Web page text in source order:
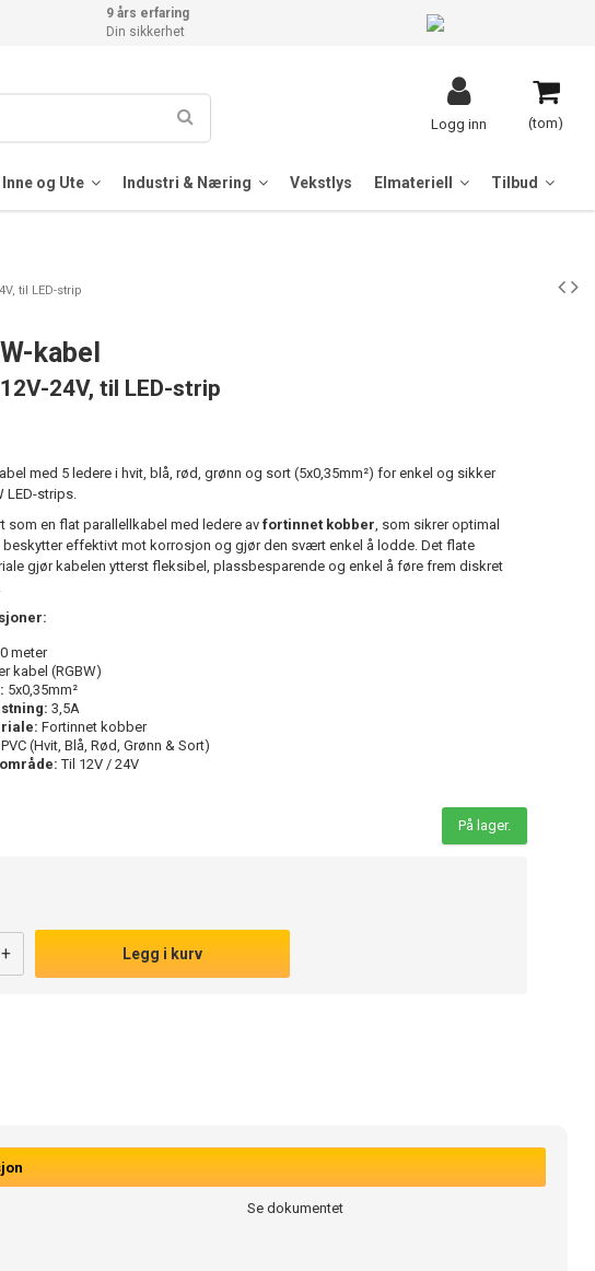
9 års erfaring
Din sikkerhet
(tom)
Logg inn
Inne og Ute Industri & Næring Vekstlys Elmateriell Tilbud
til LED-strip
kabel
24V, til LED-strip
med 5 ledere i hvit, blå, rød, grønn og sort (5x0,35mm²) for enkel og sikker
LED-strips.
som en flat parallellkabel med ledere av fortinnet kobber, som sikrer optimal
effektivt mot korrosjon og gjør den svært enkel å lodde. Det flate
gjør kabelen ytterst fleksibel, plassbesparende og enkel å føre frem diskret
meter
kabel (RGBW)
5x0,35mm²
3,5A
Fortinnet kobber
PVC (Hvit, Blå, Rød, Grønn & Sort)
Til 12V / 24V
På lager.
+ Legg i kurv
Se dokumentet